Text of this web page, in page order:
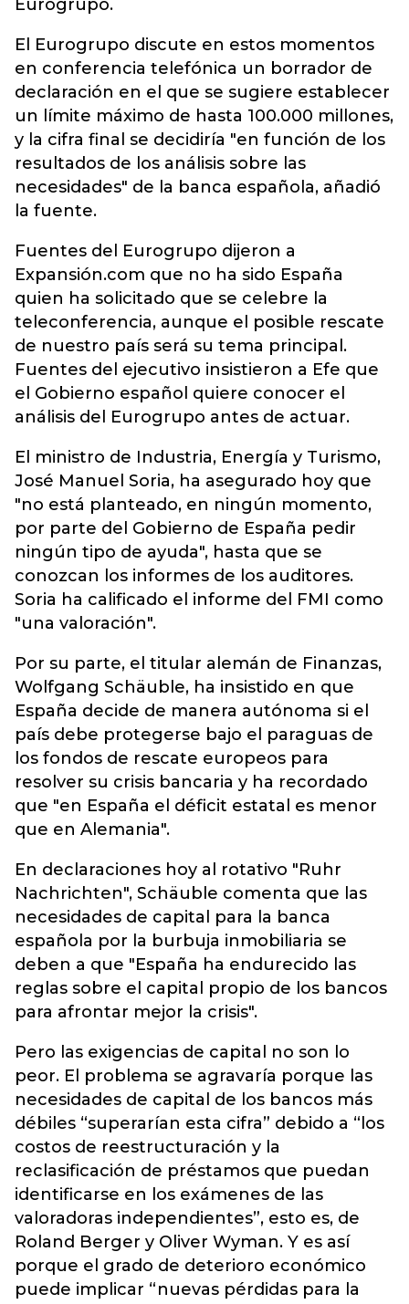
Eurogrupo.
El Eurogrupo discute en estos momentos
en conferencia telefónica un borrador de
declaración en el que se sugiere establecer
un límite máximo de hasta 100.000 millones,
y la cifra final se decidiría "en función de los
resultados de los análisis sobre las
necesidades" de la banca española, añadió
la fuente.
Fuentes del Eurogrupo dijeron a
Expansión.com que no ha sido España
quien ha solicitado que se celebre la
teleconferencia, aunque el posible rescate
de nuestro país será su tema principal.
Fuentes del ejecutivo insistieron a Efe que
el Gobierno español quiere conocer el
análisis del Eurogrupo antes de actuar.
El ministro de Industria, Energía y Turismo,
José Manuel Soria, ha asegurado hoy que
"no está planteado, en ningún momento,
por parte del Gobierno de España pedir
ningún tipo de ayuda", hasta que se
conozcan los informes de los auditores.
Soria ha calificado el informe del FMI como
"una valoración".
Por su parte, el titular alemán de Finanzas,
Wolfgang Schäuble, ha insistido en que
España decide de manera autónoma si el
país debe protegerse bajo el paraguas de
los fondos de rescate europeos para
resolver su crisis bancaria y ha recordado
que "en España el déficit estatal es menor
que en Alemania".
En declaraciones hoy al rotativo "Ruhr
Nachrichten", Schäuble comenta que las
necesidades de capital para la banca
española por la burbuja inmobiliaria se
deben a que "España ha endurecido las
reglas sobre el capital propio de los bancos
para afrontar mejor la crisis".
Pero las exigencias de capital no son lo
peor. El problema se agravaría porque las
necesidades de capital de los bancos más
débiles “superarían esta cifra” debido a “los
costos de reestructuración y la
reclasificación de préstamos que puedan
identificarse en los exámenes de las
valoradoras independientes”, esto es, de
Roland Berger y Oliver Wyman. Y es así
porque el grado de deterioro económico
puede implicar “nuevas pérdidas para la